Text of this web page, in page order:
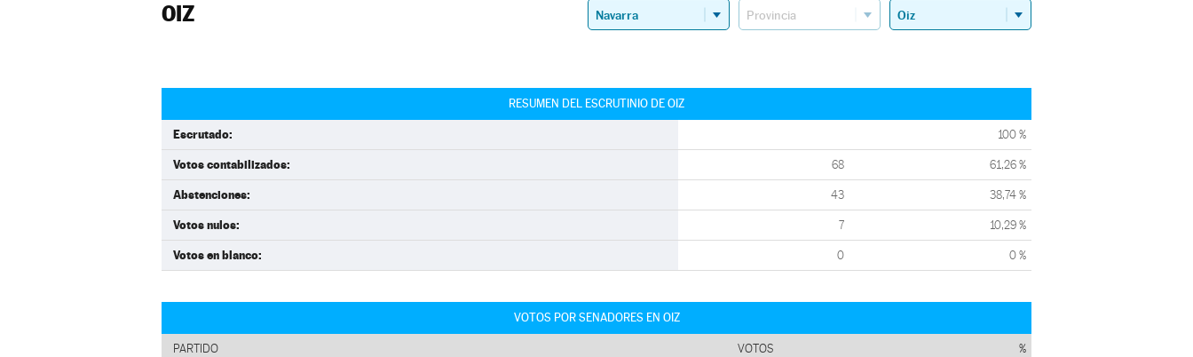
OIZ
RESUMEN DEL ESCRUTINIO DE OIZ
Escrutado: 100 %
Votos contabilizados: 68 61,26 %
Abstenciones: 43 38,74 %
Votos nulos: 7 10,29 %
Votos en blanco: 0 0 %
VOTOS POR SENADORES EN OIZ
PARTIDO VOTOS %